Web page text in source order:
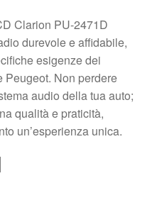
Clarion PU-2471D
durevole e affidabile,
esigenze dei
Peugeot. Non perdere
audio della tua auto;
qualità e praticità,
un’esperienza unica.